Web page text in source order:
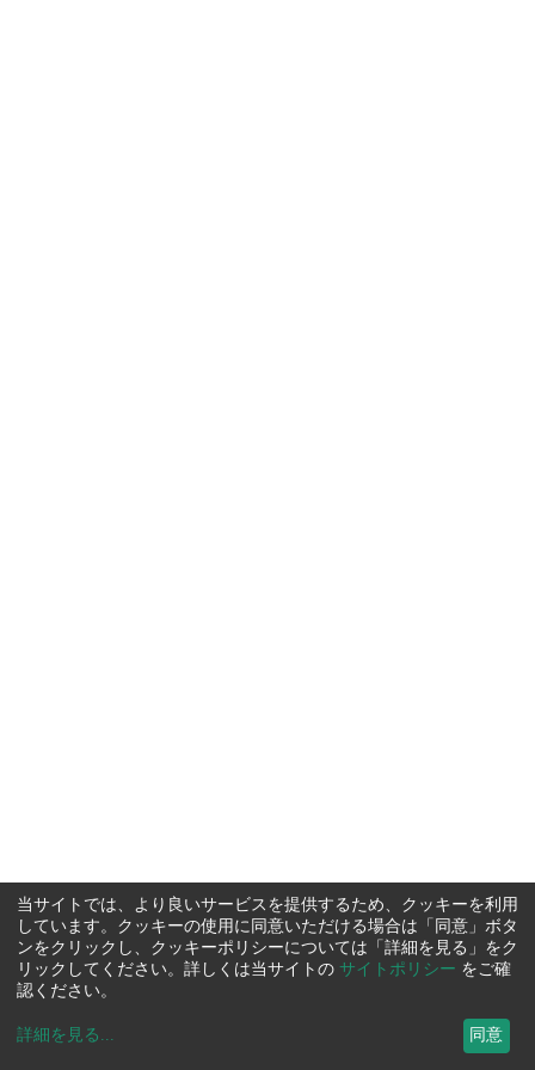
当サイトでは、より良いサービスを提供するため、クッキーを利用
しています。クッキーの使用に同意いただける場合は「同意」ボタ
ンをクリックし、クッキーポリシーについては「詳細を見る」をク
リックしてください。詳しくは当サイトの サイトポリシー をご確
認ください。
詳細を見る ... 同意